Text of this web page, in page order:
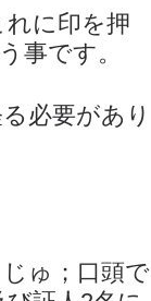
れに印を押
事です。
必要があり
ゅ；口頭で